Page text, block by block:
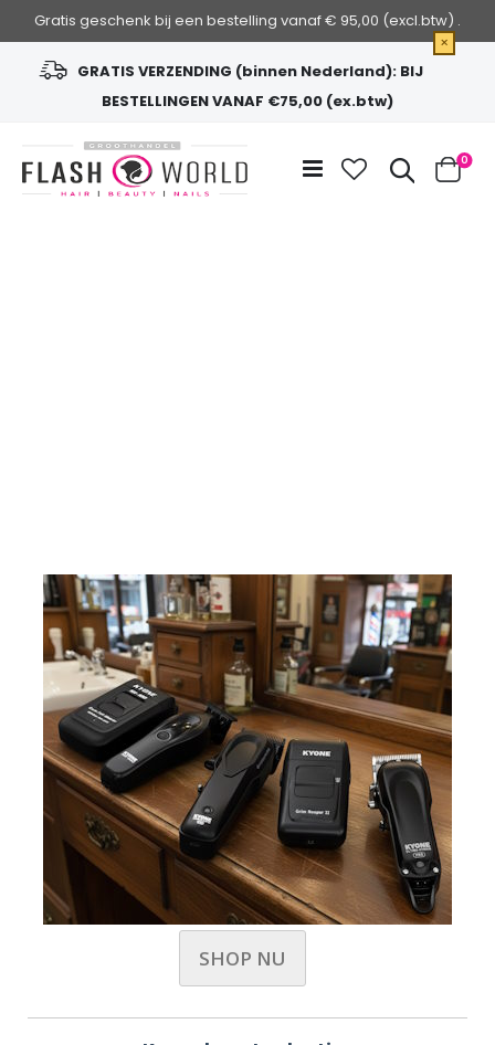
Gratis geschenk bij een bestelling vanaf € 95,00 (excl.btw) .
×
GRATIS VERZENDING (binnen Nederland): BIJ
BESTELLINGEN VANAF €75,00 (ex.btw)
de
inhoud
Zoek
Cart
0
SHOP NU